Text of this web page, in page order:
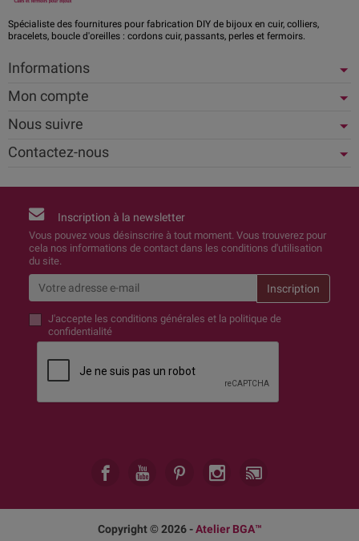
Spécialiste des fournitures pour fabrication DIY de bijoux en cuir, colliers,
bracelets, boucle d'oreilles : cordons cuir, passants, perles et fermoirs.
Informations
Mon compte
Nous suivre
Contactez-nous
Inscription à la newsletter
Vous pouvez vous désinscrire à tout moment. Vous trouverez pour
cela nos informations de contact dans les conditions d'utilisation
du site.
J'accepte les conditions générales et la politique de
confidentialité
Copyright © 2026 -Atelier BGA™